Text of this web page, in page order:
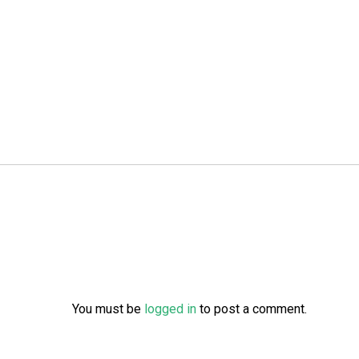
You must be logged in to post a comment.